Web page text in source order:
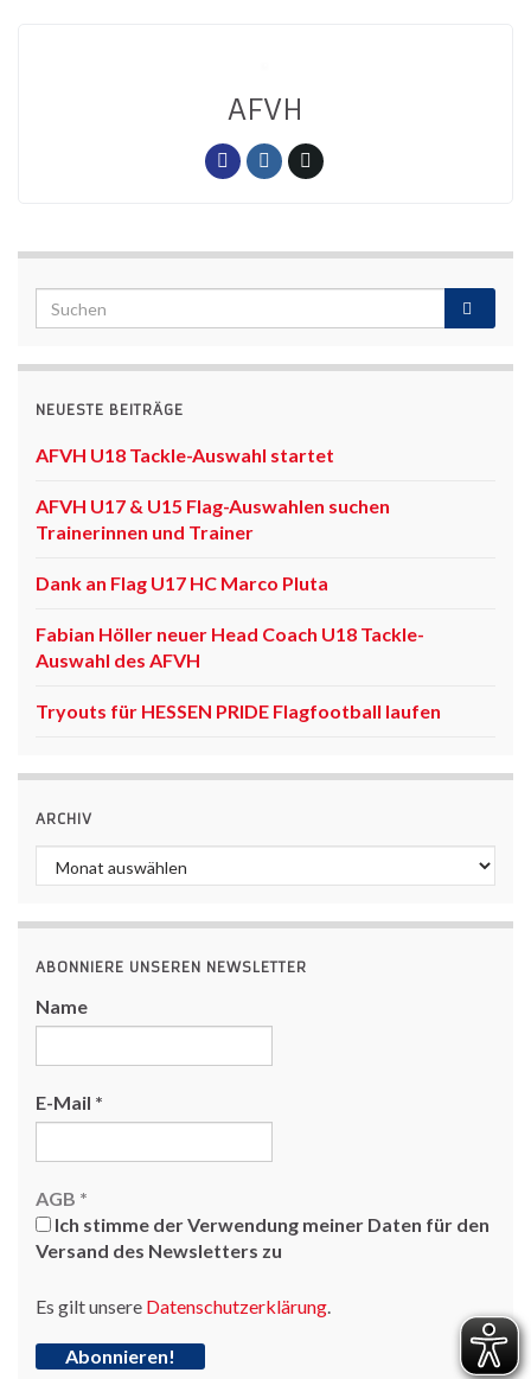
AFVH
NEUESTE BEITRÄGE
AFVH U18 Tackle-Auswahl startet
AFVH U17 & U15 Flag-Auswahlen suchen
Trainerinnen und Trainer
Dank an Flag U17 HC Marco Pluta
Fabian Höller neuer Head Coach U18 Tackle-
Auswahl des AFVH
Tryouts für HESSEN PRIDE Flagfootball laufen
ARCHIV
Archiv
ABONNIERE UNSEREN NEWSLETTER
Name
E-Mail *
AGB *
Ich stimme der Verwendung meiner Daten für den
Versand des Newsletters zu
Es gilt unsere Datenschutzerklärung.